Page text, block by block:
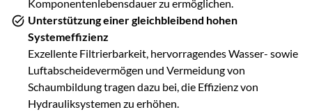
Komponentenlebensdauer zu ermöglichen.
Unterstützung einer gleichbleibend hohen
Systemeffizienz
Exzellente Filtrierbarkeit, hervorragendes Wasser- sowie
Luftabscheidevermögen und Vermeidung von
Schaumbildung tragen dazu bei, die Effizienz von
Hydrauliksystemen zu erhöhen.